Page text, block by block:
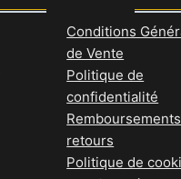
Conditions
de Vente
Politique de
confidentialité
retours
Politique de